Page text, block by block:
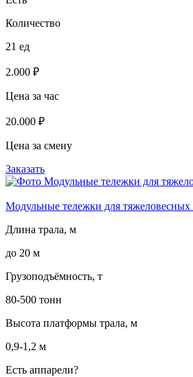
Количество
21 ед
2.000 ₽
Цена за час
20.000 ₽
Цена за смену
Заказать
Модульные тележки для тяжеловесных
Длина трала, м
до 20 м
Грузоподъёмность, т
80-500 тонн
Высота платформы трала, м
0,9-1,2 м
Есть аппарели?